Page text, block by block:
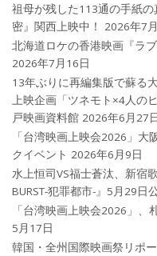
祖母が残した113通の手紙
密』関西上映中！
2026年7
北海道ロケの香港映画『ラ
2026年7月16日
13年ぶりに再編集版で蘇る
上映企画「ツネモト×4人の
戸映画資料館 2026年6月27
「台湾映画上映会2026」
クイベント 2026年6月9日
水上恒司VS福士蒼汰、新宿
BURST-犯罪都市-』5月29日
「台湾映画上映会2026」
5月17日
韓国・全州国際映画祭リポ